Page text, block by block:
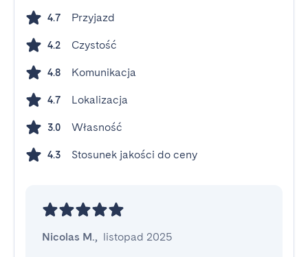
4.7 Przyjazd
4.2 Czystość
4.8 Komunikacja
4.7 Lokalizacja
3.0 Własność
4.3 Stosunek jakości do ceny
Nicolas M., listopad 2025